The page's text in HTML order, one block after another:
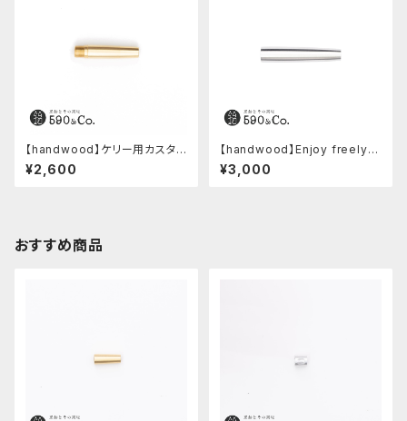
【handwood】ケリー用カスタム
後軸 (真鍮)
¥2,600
【handwood】Enjoy freely
後軸 (超超ジュラルミン)
¥3,000
おすすめ商品